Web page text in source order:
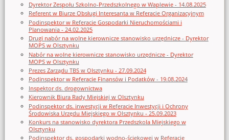
Dyrektor Zespołu Szkolno-Przedszkolnego w Waplewie - 14.08.2025
Referent w Biurze Obsługi Interesanta w Referacie Organizacyjnym
Podinspektor w Referacie Gospodarki Nieruchomościami i
Planowania - 24.02.2025
Drugi nabór na wolne kierownicze stanowisko urzędnicze - Dyrektor
MOPS w Olsztynku
Nabór na wolne kierownicze stanowisko urzędnicze - Dyrektor
MOPS w Olsztynku
Prezes Zarządu TBS w Olsztynku - 27.09.2024
Podinspektor w Referacie Finansów i Podatków - 19.08.2024
Inspektor ds. drogownictwa
Kierownik Biura Rady Miejskiej w Olsztynku
Podinspektor ds. inwestycji w Referacie Inwestycji i Ochrony
Środowiska Urzędu Miejskiego w Olsztynku - 25.09.2023
Konkurs na stanowisko dyrektora Przedszkola Miejskiego w
Olsztynku
Podinspektor ds. gospodarki wodno-ściekowej w Referacie